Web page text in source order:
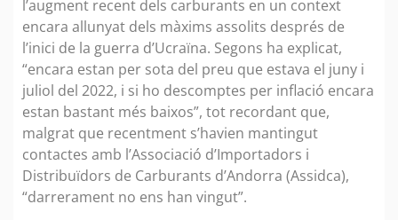
l’augment recent dels carburants en un context
encara allunyat dels màxims assolits després de
l’inici de la guerra d’Ucraïna. Segons ha explicat,
“encara estan per sota del preu que estava el juny i
juliol del 2022, i si ho descomptes per inflació encara
estan bastant més baixos”, tot recordant que,
malgrat que recentment s’havien mantingut
contactes amb l’Associació d’Importadors i
Distribuïdors de Carburants d’Andorra (Assidca),
“darrerament no ens han vingut”.